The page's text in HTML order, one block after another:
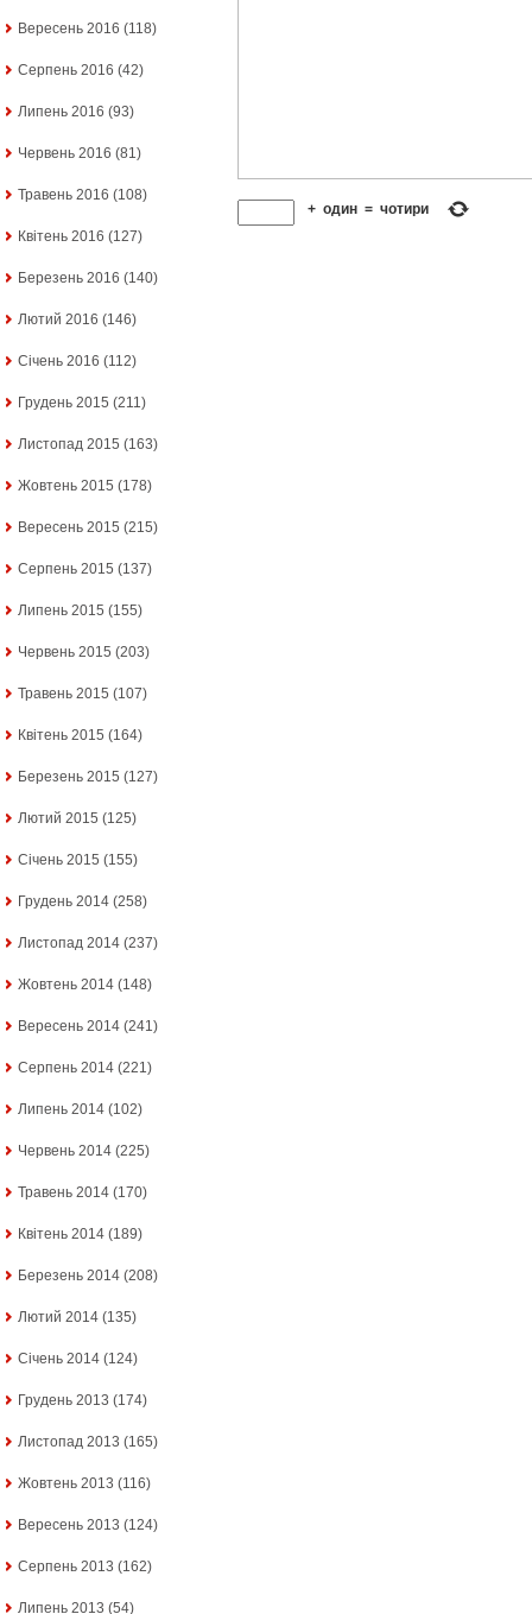
Вересень 2016 (118)
Серпень 2016 (42)
Липень 2016 (93)
Червень 2016 (81)
Травень 2016 (108)
Квітень 2016 (127)
Березень 2016 (140)
Лютий 2016 (146)
Січень 2016 (112)
Грудень 2015 (211)
Листопад 2015 (163)
Жовтень 2015 (178)
Вересень 2015 (215)
Серпень 2015 (137)
Липень 2015 (155)
Червень 2015 (203)
Травень 2015 (107)
Квітень 2015 (164)
Березень 2015 (127)
Лютий 2015 (125)
Січень 2015 (155)
Грудень 2014 (258)
Листопад 2014 (237)
Жовтень 2014 (148)
Вересень 2014 (241)
Серпень 2014 (221)
Липень 2014 (102)
Червень 2014 (225)
Травень 2014 (170)
Квітень 2014 (189)
Березень 2014 (208)
Лютий 2014 (135)
Січень 2014 (124)
Грудень 2013 (174)
Листопад 2013 (165)
Жовтень 2013 (116)
Вересень 2013 (124)
Серпень 2013 (162)
Липень 2013 (54)
+ один = чотири